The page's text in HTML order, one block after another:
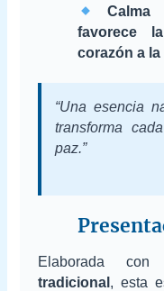
Calma
favorece
corazón a
“Una esencia
transforma
paz.”
Elaborada
tradicional , esta